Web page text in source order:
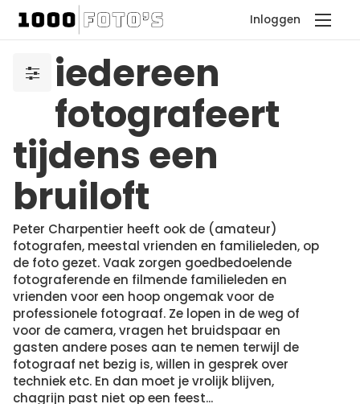
Inloggen
iedereen
fotografeert
tijdens een
bruiloft
Peter Charpentier heeft ook de (amateur)
fotografen, meestal vrienden en familieleden, op
de foto gezet. Vaak zorgen goedbedoelende
fotograferende en filmende familieleden en
vrienden voor een hoop ongemak voor de
professionele fotograaf. Ze lopen in de weg of
voor de camera, vragen het bruidspaar en
gasten andere poses aan te nemen terwijl de
fotograaf net bezig is, willen in gesprek over
techniek etc. En dan moet je vrolijk blijven,
chagrijn past niet op een feest...